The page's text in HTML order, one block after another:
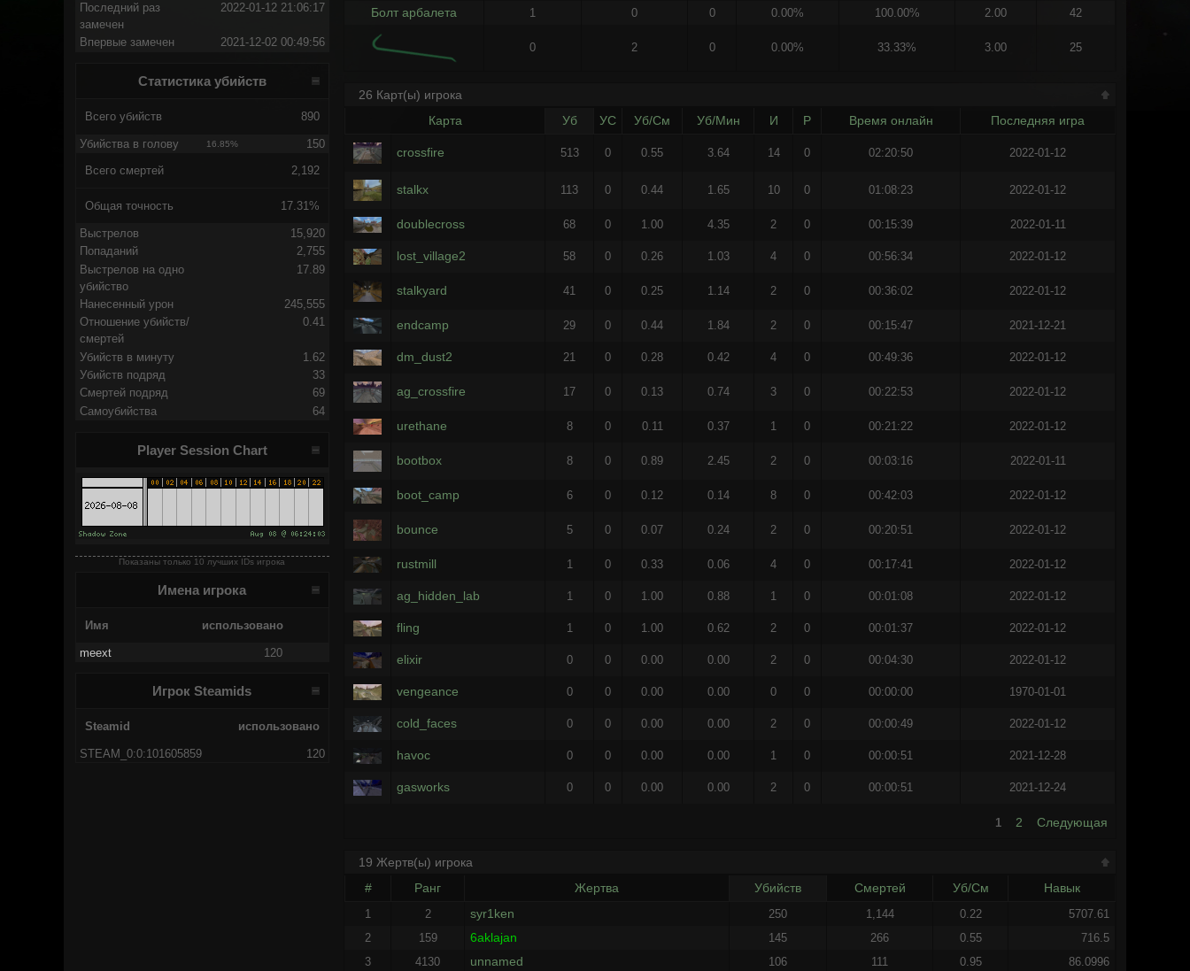
Последний раз
замечен
2022-01-12 21:06:17
Впервые замечен 2021-12-02 00:49:56
Статистика убийств
Всего убийств 890
Убийства в голову 16.85% 150
Всего смертей 2,192
Общая точность 17.31%
Выстрелов
15,920
Попаданий
2,755
Выстрелов на одно
убийство
17.89
Нанесенный урон
245,555
Отношение убийств/
смертей
0.41
Убийств в минуту
1.62
Убийств подряд
33
Смертей подряд
69
Самоубийства
64
Player Session Chart
Показаны только 10 лучших IDs игрока
Имена игрока
Имя использовано
meext 120
Игрок Steamids
Steamid использовано
STEAM_0:0:101605859 120
Болт арбалета 1 0 0 0.00% 100.00% 2.00 42
0 2 0 0.00% 33.33% 3.00 25
26 Карт(ы) игрока
Карта
Уб УС Уб/См Уб/Мин И Р Время онлайн Последняя игра
crossfire 513 0 0.55 3.64 14 0 02:20:50 2022-01-12
stalkx 113 0 0.44 1.65 10 0 01:08:23 2022-01-12
doublecross 68 0 1.00 4.35 2 0 00:15:39 2022-01-11
lost_village2 58 0 0.26 1.03 4 0 00:56:34 2022-01-12
stalkyard 41 0 0.25 1.14 2 0 00:36:02 2022-01-12
endcamp 29 0 0.44 1.84 2 0 00:15:47 2021-12-21
dm_dust2 21 0 0.28 0.42 4 0 00:49:36 2022-01-12
ag_crossfire 17 0 0.13 0.74 3 0 00:22:53 2022-01-12
urethane 8 0 0.11 0.37 1 0 00:21:22 2022-01-12
bootbox 8 0 0.89 2.45 2 0 00:03:16 2022-01-11
boot_camp 6 0 0.12 0.14 8 0 00:42:03 2022-01-12
bounce 5 0 0.07 0.24 2 0 00:20:51 2022-01-12
rustmill 1 0 0.33 0.06 4 0 00:17:41 2022-01-12
ag_hidden_lab 1 0 1.00 0.88 1 0 00:01:08 2022-01-12
fling 1 0 1.00 0.62 2 0 00:01:37 2022-01-12
elixir 0 0 0.00 0.00 2 0 00:04:30 2022-01-12
vengeance 0 0 0.00 0.00 0 0 00:00:00 1970-01-01
cold_faces 0 0 0.00 0.00 2 0 00:00:49 2022-01-12
havoc 0 0 0.00 0.00 1 0 00:00:51 2021-12-28
gasworks 0 0 0.00 0.00 2 0 00:00:51 2021-12-24
1 2 Следующая
19 Жертв(ы) игрока
#
Ранг Жертва Убийств Смертей Уб/См Навык
1 2 syr1ken 250 1,144 0.22
5707.61
2
159 6aklajan 145 266 0.55
716.5
3
4130 unnamed 106 111 0.95 86.0996